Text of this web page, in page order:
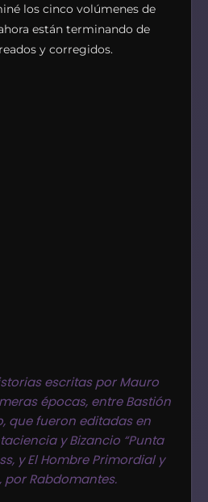
los cinco volúmenes de
están terminando de
y corregidos.
escritas por Mauro
épocas, entre Bastión
que fueron editadas en
y Bizancio “Punta
y El Hombre Primordial y
por Rabdomantes.